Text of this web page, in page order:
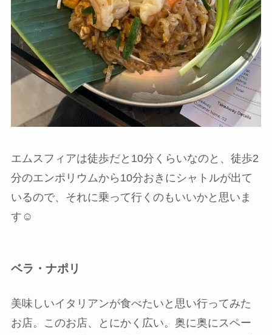
エムスフィアは徒歩だと10分くらいなのと、徒歩2
分のエンポリウムから10分おきにシャトルが出て
いるので、それに乗って行くのもいいかと思いま
す☺️
ベラ・ナポリ
美味しいイタリアンが食べたいと思い行ってみた
お店。このお店、とにかく広い。奥に奥にスペー